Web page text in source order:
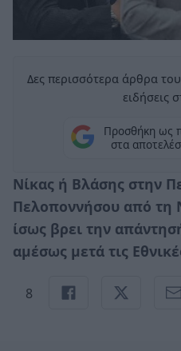
Δες περισσότερα άρθρα
ειδήσεις
Προσθήκη ως
στα
Νίκας ή Βλάσης στην
Πελοποννήσου από τη
ίσως βρει την
αμέσως μετά τις
8